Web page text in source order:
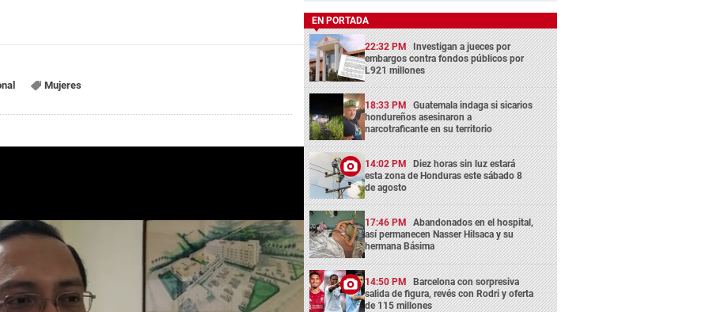
Mujeres
EN PORTADA
22:32 PM Investigan a jueces por
embargos contra fondos públicos por
L921 millones
18:33 PM Guatemala indaga si sicarios
hondureños asesinaron a
narcotraficante en su territorio
14:02 PM Diez horas sin luz estará
esta zona de Honduras este sábado 8
de agosto
17:46 PM Abandonados en el hospital,
así permanecen Nasser Hilsaca y su
hermana Básima
14:50 PM Barcelona con sorpresiva
salida de figura, revés con Rodri y oferta
de 115 millones